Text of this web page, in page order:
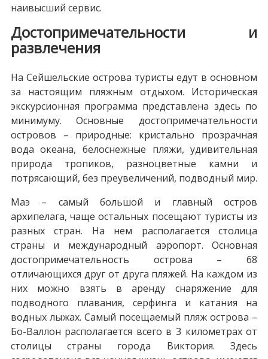
наивысший сервис.
Достопримечательности и
развлечения
На Сейшельские острова туристы едут в основном
за настоящим пляжным отдыхом. Историческая
экскурсионная программа представлена здесь по
минимуму. Основные достопримечательности
островов – природные: кристально прозрачная
вода океана, белоснежные пляжи, удивительная
природа тропиков, разноцветные камни и
потрясающий, без преувеличений, подводный мир.
Маэ – самый большой и главный остров
архипелага, чаще остальных посещают туристы из
разных стран. На нем располагается столица
страны и международный аэропорт. Основная
достопримечательность острова – 68
отличающихся друг от друга пляжей. На каждом из
них можно взять в аренду снаряжение для
подводного плавания, серфинга и катания на
водных лыжах. Самый посещаемый пляж острова –
Бо-Валлон располагается всего в 3 километрах от
столицы страны города Виктория. Здесь